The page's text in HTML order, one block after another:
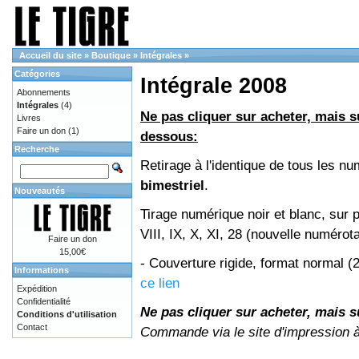
Accueil du site » Boutique » Intégrales »
Intégrale 2008
Ne pas cliquer sur acheter, mais
dessous:
Retirage à l'identique de tous les
bimestriel.
Tirage numérique noir et blanc, sur
VIII, IX, X, XI, 28 (nouvelle
- Couverture rigide, format normal
ce lien
Ne pas cliquer sur acheter, mais
Commande via le site d'impression
Catégories
Abonnements
Intégrales (4)
Livres
Faire un don (1)
Recherche
Nouveautés
Faire un don
15,00€
Informations
Expédition
Confidentialité
Conditions d'utilisation
Contact